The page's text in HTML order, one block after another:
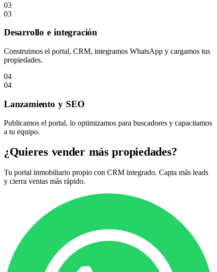
03
03
Desarrollo e integración
Construimos el portal, CRM, integramos WhatsApp y cargamos tus
propiedades.
04
04
Lanzamiento y SEO
Publicamos el portal, lo optimizamos para buscadores y capacitamos
a tu equipo.
¿Quieres vender más propiedades?
Tu portal inmobiliario propio con CRM integrado. Capta más leads
y cierra ventas más rápido.